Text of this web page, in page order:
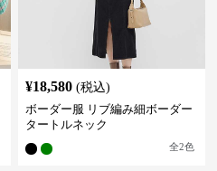
¥18,580 (税込)
ボーダー服 リブ編み細ボーダー
タートルネック
全2色